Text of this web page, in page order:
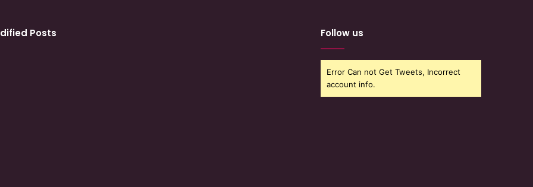
Posts Follow us
Error Can not Get Tweets, Incorrect
account info.